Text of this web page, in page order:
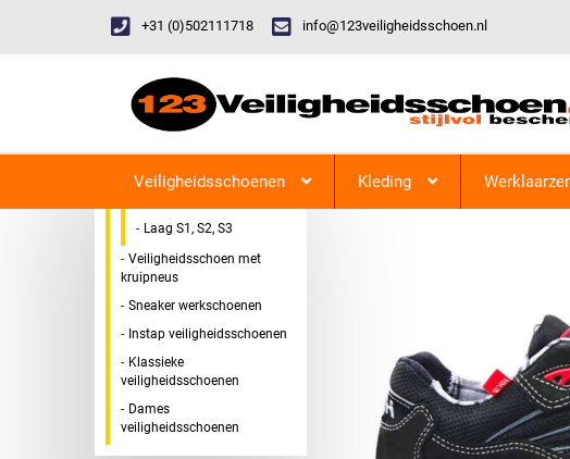
+31 (0)502111718 info@123veiligheidsschoen.nl
Veiligheidsschoenen Kleding
123Veiligheidsschoen
Categorieen
Veiligheidsschoen Hoog &
Laag
Laag S1, S2, S3
Veiligheidsschoen met
kruipneus
Sneaker werkschoenen
Instap veiligheidsschoenen
Klassieke
veiligheidsschoenen
Dames
veiligheidsschoenen